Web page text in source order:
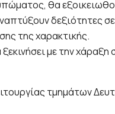
θα
δεξιότητες
της χαρακτικής.
με την χάραξη
τμημάτων